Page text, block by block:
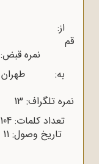
از:
نمره قبض: 857
نمره تلگراف: 13
تاریخ وصول: 11 /4 /1314